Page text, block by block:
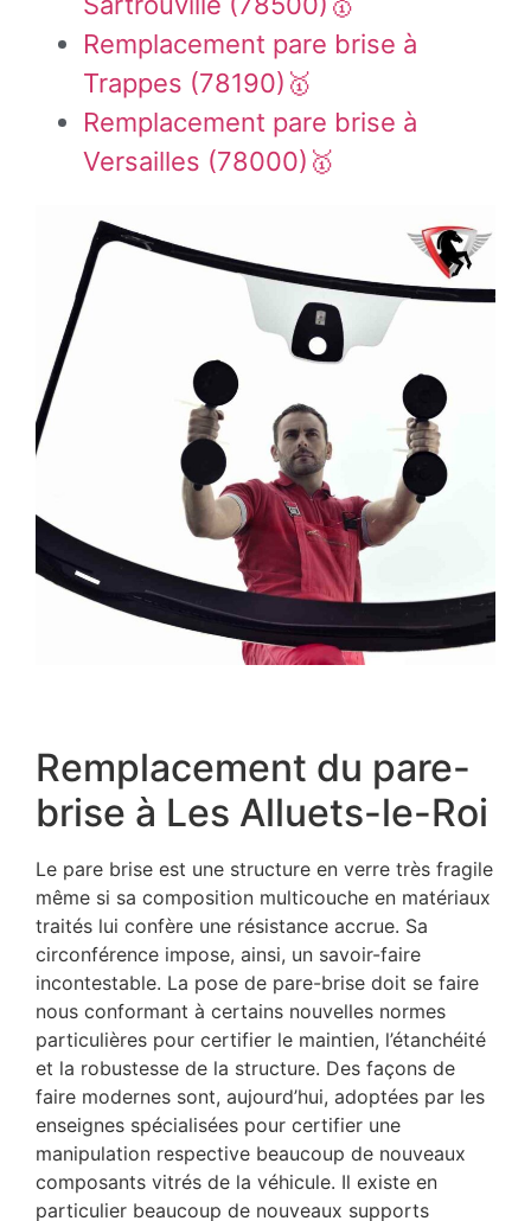
Remplacement pare brise à
Trappes (78190)🥇
Remplacement pare brise à
Versailles (78000)🥇
Remplacement du pare-
brise à Les Alluets-le-Roi
Le pare brise est une structure en verre très fragile
même si sa composition multicouche en matériaux
traités lui confère une résistance accrue. Sa
circonférence impose, ainsi, un savoir-faire
incontestable. La pose de pare-brise doit se faire
nous conformant à certains nouvelles normes
particulières pour certifier le maintien, l’étanchéité
et la robustesse de la structure. Des façons de
faire modernes sont, aujourd’hui, adoptées par les
enseignes spécialisées pour certifier une
manipulation respective beaucoup de nouveaux
composants vitrés de la véhicule. Il existe en
particulier beaucoup de nouveaux supports